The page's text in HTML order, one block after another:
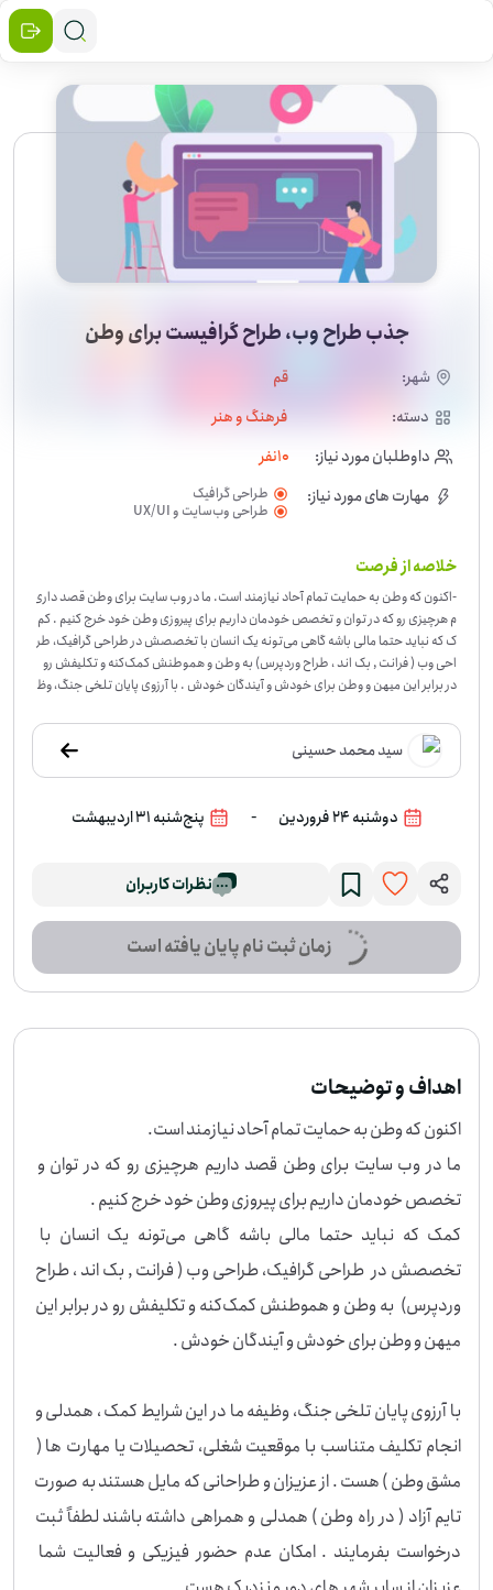
جذب طراح وب، طراح گرافیست برای وطن
شهر:
قم
دسته:
فرهنگ و هنر
داوطلبان مورد نیاز:
10نفر
مهارت های مورد نیاز:
طراحی گرافیک
طراحی وب‌سایت و UX/UI
خلاصه از فرصت
-اکنون که وطن به حمایت تمام آحاد نیازمند است. ما در وب سایت برای وطن قصد داری
م هرچیزی رو که در توان و تخصص خودمان داریم برای پیروزی وطن خود خرج کنیم . کم
ک که نباید حتما مالی باشه گاهی می‌تونه یک انسان با تخصصش در طراحی گرافیک، طر
احی وب ( فرانت , بک اند ، طراح وردپرس) به وطن و هموطنش کمک‌کنه و تکلیفش رو
در برابر این میهن و وطن برای خودش و آیندگان خودش . با آرزوی پایان تلخی جنگ، وظ
یا مهارت ها ( مشق وطن ) هست . از عزیزان و طراحانی که مایل هستند به صورت تایم آز
اد ( در راه وطن ) همدلی و همراهی داشته باشند لطفاً ثبت درخواست بفرمایند . امکان
عدم حضور فیزیکی و فعالیت شما عزیزان از سایر شهر های دور و نزدیک هست در هر زمان
یرفته خواهد شد و مانع خدمت و کمک هیچ هموطنی به ایران عزیز و این مردم ارزشمند
سید محمد حسینی
دوشنبه 24 فروردین - پنج‌شنبه 31 اردیبهشت
نظرات کاربران
زمان ثبت نام پایان یافته است
اهداف و توضیحات
ما در وب سایت برای وطن قصد داریم هرچیزی رو که در توان و
کمک که نباید حتما مالی باشه گاهی می‌تونه یک انسان با
تخصصش در  طراحی گرافیک، طراحی وب ( فرانت , بک اند ، طراح
وردپرس)  به وطن و هموطنش کمک‌کنه و تکلیفش رو در برابر این
با آرزوی پایان تلخی جنگ، وظیفه ما در این شرایط کمک ، همدلی و
انجام تکلیف متناسب با موقعیت شغلی، تحصیلات یا مهارت ها (
مشق وطن ) هست . از عزیزان و طراحانی که مایل هستند به صورت
تایم آزاد ( در راه وطن ) همدلی و همراهی داشته باشند لطفاً ثبت
درخواست بفرمایند . امکان عدم حضور فیزیکی و فعالیت شما